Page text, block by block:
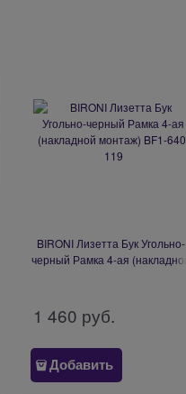
BIRONI Лизетта Бук Угольно-
черный Рамка 4-ая (накладной
1 460 руб.
Добавить